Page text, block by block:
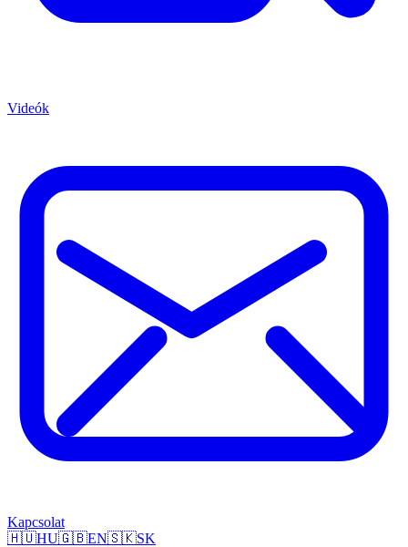
Videók
Kapcsolat
🇭🇺HU🇬🇧EN🇸🇰SK